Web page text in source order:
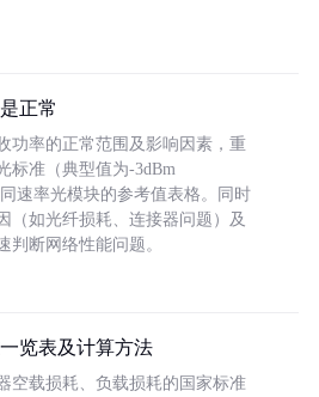
正常
功率的正常范围及影响因素，重
标准（典型值为-3dBm
速率光模块的参考值表格。同时
（如光纤损耗、连接器问题）及
判断网络性能问题。
览表及计算方法
空载损耗、负载损耗的国家标准